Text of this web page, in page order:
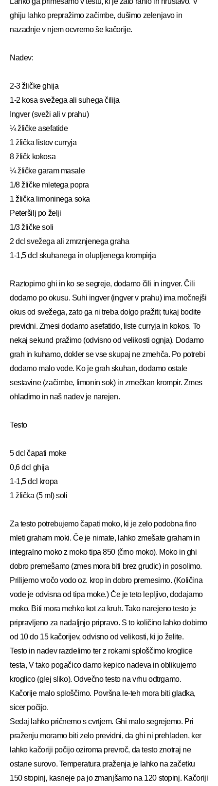
ghiju lahko prepražimo začimbe, dušimo zelenjavo in
nazadnje v njem ocvremo še kačorije.
Nadev:
2-3 žličke ghija
1-2 kosa svežega ali suhega čilija
Ingver (sveži ali v prahu)
¼ žličke asefatide
1 žlička listov curryja
8 žličk kokosa
¼ žličke garam masale
1/8 žličke mletega popra
1 žlička limoninega soka
Peteršilj po želji
1/3 žličke soli
2 dcl svežega ali zmrznjenega graha
1-1,5 dcl skuhanega in olupljenega krompirja
Raztopimo ghi in ko se segreje, dodamo čili in ingver. Čili
dodamo po okusu. Suhi ingver (ingver v prahu) ima močnejši
okus od svežega, zato ga ni treba dolgo pražiti; tukaj bodite
previdni. Zmesi dodamo asefatido, liste curryja in kokos. To
nekaj sekund pražimo (odvisno od velikosti ognja). Dodamo
grah in kuhamo, dokler se vse skupaj ne zmehča. Po potrebi
dodamo malo vode. Ko je grah skuhan, dodamo ostale
sestavine (začimbe, limonin sok) in zmečkan krompir. Zmes
ohladimo in naš nadev je narejen.
Testo
5 dcl čapati moke
0,6 dcl ghija
1-1,5 dcl kropa
1 žlička (5 ml) soli
Za testo potrebujemo čapati moko, ki je zelo podobna fino
mleti graham moki. Če je nimate, lahko zmešate graham in
integralno moko z moko tipa 850 (črno moko). Moko in ghi
dobro premešamo (zmes mora biti brez grudic) in posolimo.
Prilijemo vročo vodo oz. krop in dobro premesimo. (Količina
vode je odvisna od tipa moke.) Če je teto lepljivo, dodajamo
moko. Biti mora mehko kot za kruh. Tako narejeno testo je
pripravljeno za nadaljnjo pripravo. S to količino lahko dobimo
od 10 do 15 kačorijev, odvisno od velikosti, ki jo želite.
Testo in nadev razdelimo ter z rokami sploščimo kroglice
testa, V tako pogačico damo kepico nadeva in oblikujemo
kroglico (glej sliko). Odvečno testo na vrhu odtrgamo.
Kačorije malo sploščimo. Površna le-teh mora biti gladka,
sicer počijo.
Sedaj lahko pričnemo s cvrtjem. Ghi malo segrejemo. Pri
praženju moramo biti zelo previdni, da ghi ni prehladen, ker
lahko kačoriji počijo oziroma prevroč, da testo znotraj ne
ostane surovo. Temperatura praženja je lahko na začetku
150 stopinj, kasneje pa jo zmanjšamo na 120 stopinj. Kačoriji